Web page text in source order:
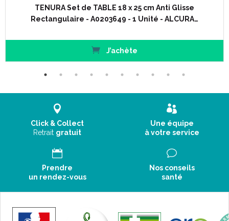
5 positions d' inclinaison pour une hauteur variable : 23.5 cm
(inclinable jusqu' à 44.5 cm de hauteur à l' arrière).
TENURA Set de TABLE 18 x 25 cm Anti Glisse
Rectangulaire - A0203649 - 1 Unité - ALCURA…
J’achète
Click & Collect
Retrait gratuit
Une équipe
à votre service
Prendre
un rendez-vous
Nos conseils
santé